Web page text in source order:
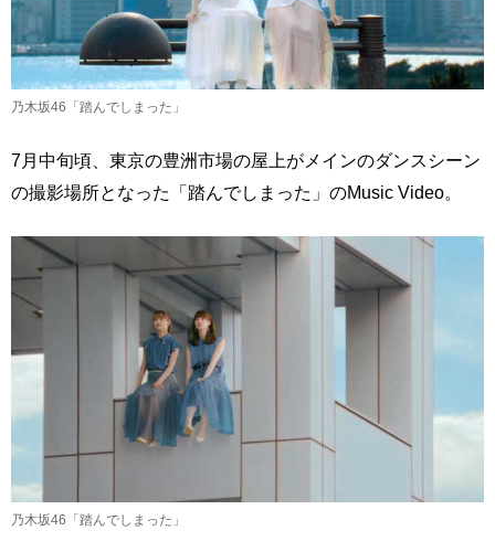
乃木坂46「踏んでしまった」
7月中旬頃、東京の豊洲市場の屋上がメインのダンスシーン
の撮影場所となった「踏んでしまった」のMusic Video。
乃木坂46「踏んでしまった」